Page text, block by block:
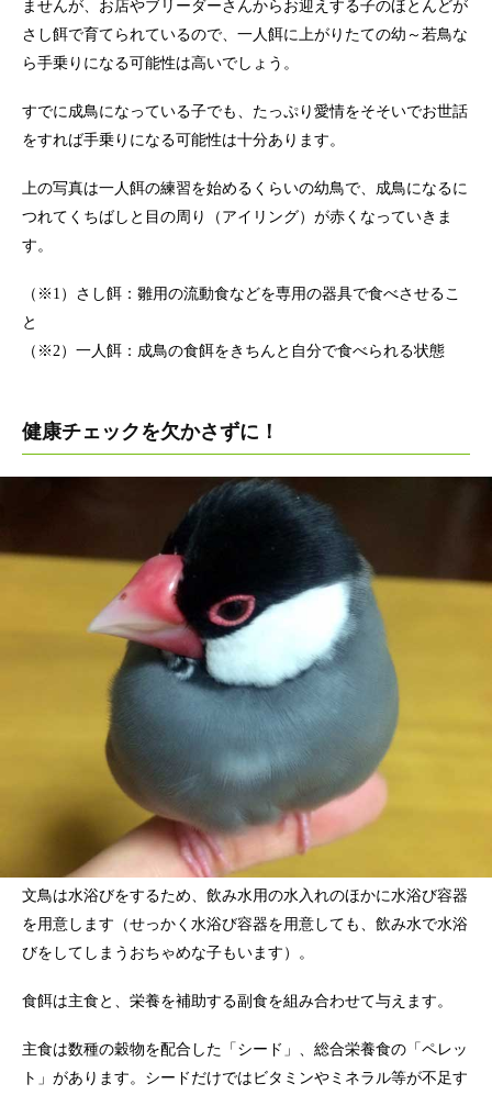
ませんが、お店やブリーダーさんからお迎えする子のほとんどが
さし餌で育てられているので、一人餌に上がりたての幼～若鳥な
ら手乗りになる可能性は高いでしょう。
すでに成鳥になっている子でも、たっぷり愛情をそそいでお世話
をすれば手乗りになる可能性は十分あります。
上の写真は一人餌の練習を始めるくらいの幼鳥で、成鳥になるに
つれてくちばしと目の周り（アイリング）が赤くなっていきま
す。
（※1）さし餌：雛用の流動食などを専用の器具で食べさせるこ
と
（※2）一人餌：成鳥の食餌をきちんと自分で食べられる状態
健康チェックを欠かさずに！
文鳥は水浴びをするため、飲み水用の水入れのほかに水浴び容器
を用意します（せっかく水浴び容器を用意しても、飲み水で水浴
びをしてしまうおちゃめな子もいます）。
食餌は主食と、栄養を補助する副食を組み合わせて与えます。
主食は数種の穀物を配合した「シード」、総合栄養食の「ペレッ
ト」があります。シードだけではビタミンやミネラル等が不足す